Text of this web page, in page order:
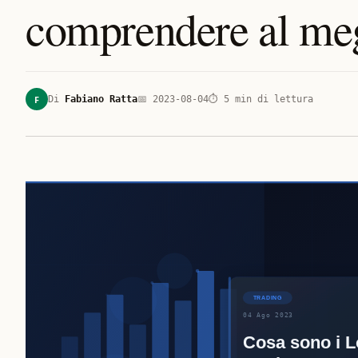
comprendere al
F Di Fabiano Ratta📅 2023-08-04⏱ 5 min di lettura